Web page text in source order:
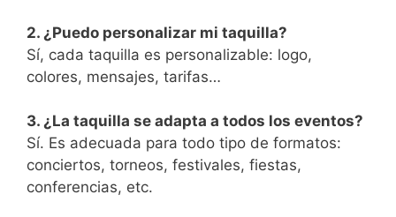
2. ¿Puedo personalizar mi taquilla?
Sí, cada taquilla es personalizable: logo,
colores, mensajes, tarifas…
3. ¿La taquilla se adapta a todos los eventos?
Sí. Es adecuada para todo tipo de formatos:
conciertos, torneos, festivales, fiestas,
conferencias, etc.